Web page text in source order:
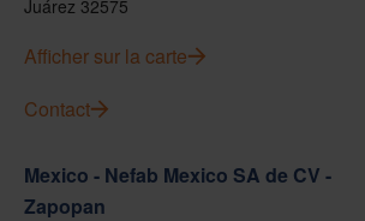
Juárez 32575
Afficher sur la carte
Contact
Mexico - Nefab Mexico SA de CV -
Zapopan